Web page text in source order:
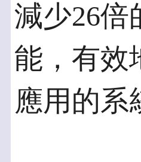
減少26倍
能，有效
應用的系